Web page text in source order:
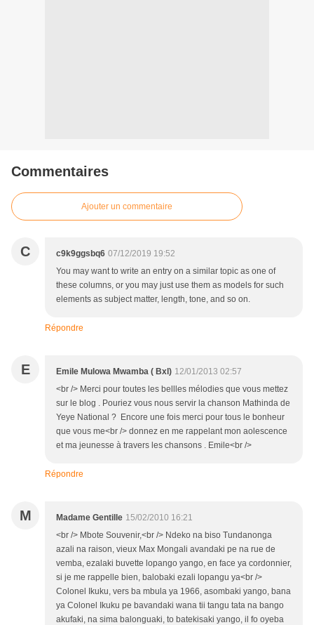
Commentaires
Ajouter un commentaire
C c9k9ggsbq6 07/12/2019 19:52
You may want to write an entry on a similar topic as one of
these columns, or you may just use them as models for such
elements as subject matter, length, tone, and so on.
Répondre
E Emile Mulowa Mwamba ( Bxl) 12/01/2013 02:57
<br /> Merci pour toutes les bellles mélodies que vous mettez
sur le blog . Pouriez vous nous servir la chanson Mathinda de
Yeye National ? Encore une fois merci pour tous le bonheur
que vous me<br /> donnez en me rappelant mon aolescence
et ma jeunesse à travers les chansons . Emile<br />
Répondre
M Madame Gentille 15/02/2010 16:21
<br /> Mbote Souvenir,<br /> Ndeko na biso Tundanonga
azali na raison, vieux Max Mongali avandaki pe na rue de
vemba, ezalaki buvette lopango yango, en face ya cordonnier,
si je me rappelle bien, balobaki ezali lopangu ya<br />
Colonel Ikuku, vers ba mbula ya 1966, asombaki yango, bana
ya Colonel Ikuku pe bavandaki wana tii tangu tata na bango
akufaki, na sima balonguaki, to batekisaki yango, il fo oyeba